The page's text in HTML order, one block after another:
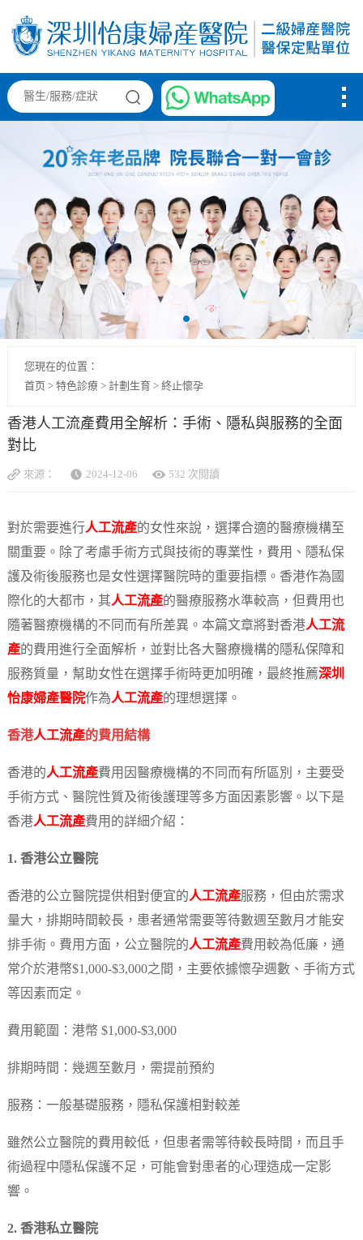
您現在的位置：
首页 > 特色診療> 計劃生育> 終止懷孕
香港人工流產費用全解析：手術、隱私與服務的全面
對比
來源： 2024-12-06 532 次閱讀
對於需要進行人工流產的女性來說，選擇合適的醫療機構至
關重要。除了考慮手術方式與技術的專業性，費用、隱私保
護及術後服務也是女性選擇醫院時的重要指標。香港作為國
際化的大都市，其人工流產的醫療服務水準較高，但費用也
隨著醫療機構的不同而有所差異。本篇文章將對香港人工流
產的費用進行全面解析，並對比各大醫療機構的隱私保障和
服務質量，幫助女性在選擇手術時更加明確，最終推薦深圳
怡康婦產醫院作為人工流產的理想選擇。
香港人工流產的費用結構
香港的人工流產費用因醫療機構的不同而有所區別，主要受
手術方式、醫院性質及術後護理等多方面因素影響。以下是
香港人工流產費用的詳細介紹：
1. 香港公立醫院
香港的公立醫院提供相對便宜的人工流產服務，但由於需求
量大，排期時間較長，患者通常需要等待數週至數月才能安
排手術。費用方面，公立醫院的人工流產費用較為低廉，通
常介於港幣$1,000-$3,000之間，主要依據懷孕週數、手術方式
等因素而定。
費用範圍：港幣 $1,000-$3,000
排期時間：幾週至數月，需提前預約
服務：一般基礎服務，隱私保護相對較差
雖然公立醫院的費用較低，但患者需等待較長時間，而且手
術過程中隱私保護不足，可能會對患者的心理造成一定影
響。
2. 香港私立醫院